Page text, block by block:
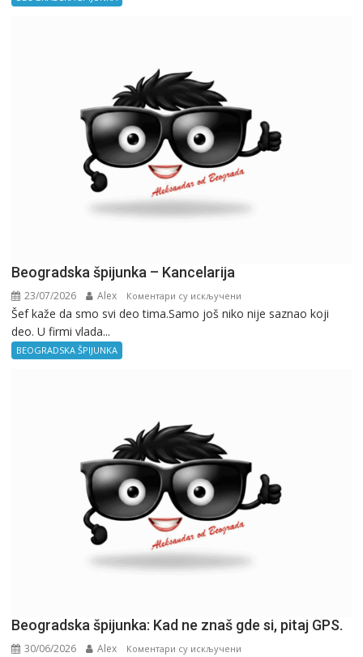
Beogradska špijunka – Kancelarija
23/07/2026 Alex Коментари су искључени
Beogradska
Šef kaže da smo svi deo tima.Samo još niko nije saznao koji
deo. U firmi vlada...
BEOGRADSKA ŠPIJUNKA
Beogradska špijunka: Kad ne znaš gde si, pitaj GPS.
30/06/2026 Alex Коментари су искључени